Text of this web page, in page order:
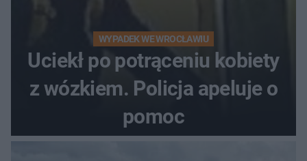
WYPADEK WE WROCŁAWIU
Uciekł po potrąceniu kobiety
z wózkiem. Policja apeluje o
pomoc